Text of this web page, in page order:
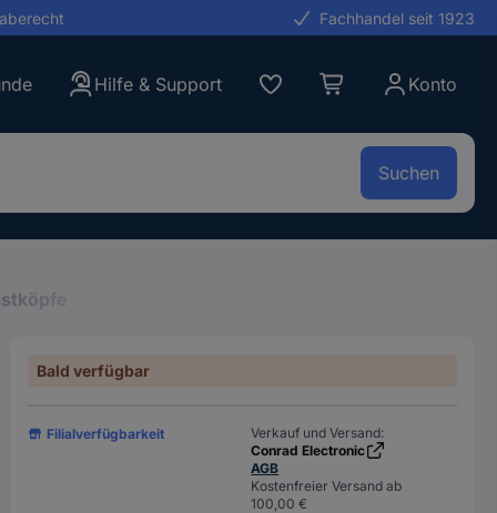
Fachhandel seit 1923
Hilfe & Support Konto
Suchen
Bald verfügbar
Filialverfügbarkeit
Verkauf und Versand:
Conrad Electronic
AGB
Kostenfreier Versand ab
100,00 €